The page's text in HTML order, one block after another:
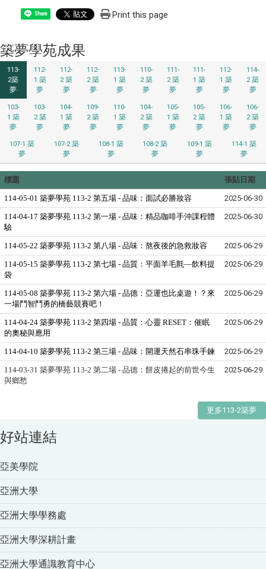
Share Print this page
築夢學苑成果
113-
2築
夢
112-
1 築
夢
112-
2 築
夢
112-
2 築
夢
113-
1 築
夢
110-
2 築
夢
111-
2 築
夢
111-
1 築
夢
112-
1 築
夢
114-
2 築
夢
103-
1 築
夢
103-
2 築
夢
104-
1 築
夢
109-
2 築
夢
110-
1 築
夢
104-
2 築
夢
105-
1 築
夢
105-
2 築
夢
106-
1 築
夢
106-
2 築
夢
107-1 築
夢
107-2 築
夢
108-1 築
夢
108-2 築
夢
109-1 築
夢
114-1 築
夢
標題 張貼日期
114-05-01 築夢學苑 113-2 第五場 - 品味：面試必勝妝容 2025-06-30
114-04-17 築夢學苑 113-2 第一場 - 品味：精品咖啡手沖課程體
驗
2025-06-30
114-05-22 築夢學苑 113-2 第八場 - 品味：熬夜後的急救妝容 2025-06-29
114-05-15 築夢學苑 113-2 第七場 - 品質：平面羊毛氈—飲料提
袋
2025-06-29
114-05-08 築夢學苑 113-2 第六場 - 品德：亞運也比桌遊！？來
一場鬥智鬥勇的橋藝競賽吧！
2025-06-29
114-04-24 築夢學苑 113-2 第四場 - 品質：心靈 RESET：催眠
的奧秘與應用
2025-06-29
114-04-10 築夢學苑 113-2 第三場 - 品味：開運天然石串珠手鍊 2025-06-29
114-03-31 築夢學苑 113-2 第二場 - 品德：餅皮捲起的前世今生
與鄉愁
2025-06-29
更多113-2築夢
好站連結
亞美學院
亞洲大學
亞洲大學學務處
亞洲大學深耕計畫
亞洲大學通識教育中心